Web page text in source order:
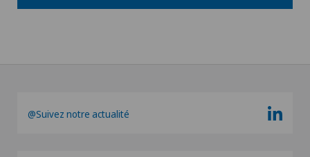
@Suivez notre actualité